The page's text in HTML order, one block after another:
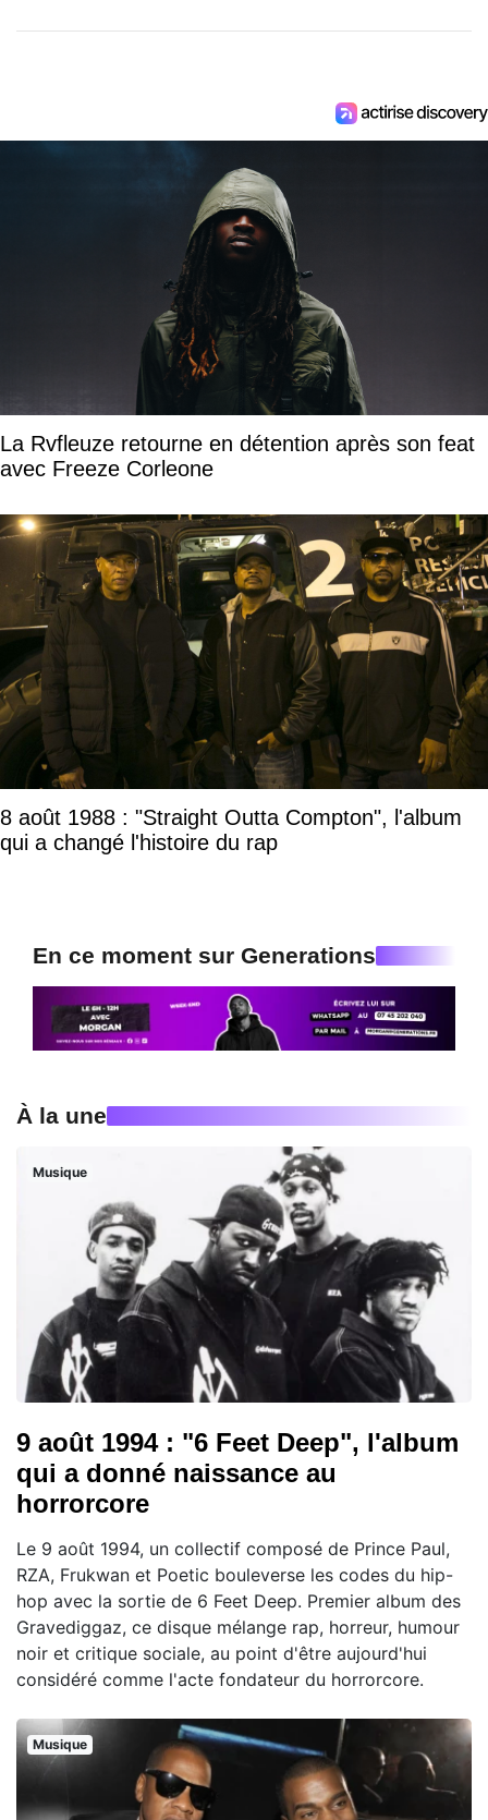
La Rvfleuze retourne en détention après son feat
avec Freeze Corleone
8 août 1988 : "Straight Outta Compton", l'album
qui a changé l'histoire du rap
En ce moment sur Generations
À la une
Musique
9 août 1994 : "6 Feet Deep", l'album
qui a donné naissance au
horrorcore
Le 9 août 1994, un collectif composé de Prince Paul,
RZA, Frukwan et Poetic bouleverse les codes du hip-
hop avec la sortie de 6 Feet Deep. Premier album des
Gravediggaz, ce disque mélange rap, horreur, humour
noir et critique sociale, au point d'être aujourd'hui
considéré comme l'acte fondateur du horrorcore.
Musique